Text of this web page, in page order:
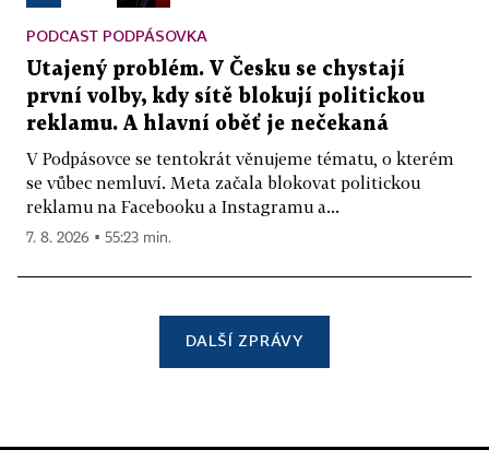
PODCAST PODPÁSOVKA
Utajený problém. V Česku se chystají
první volby, kdy sítě blokují politickou
reklamu. A hlavní oběť je nečekaná
V Podpásovce se tentokrát věnujeme tématu, o kterém
se vůbec nemluví. Meta začala blokovat politickou
reklamu na Facebooku a Instagramu a...
7. 8. 2026 ▪ 55:23 min.
DALŠÍ ZPRÁVY